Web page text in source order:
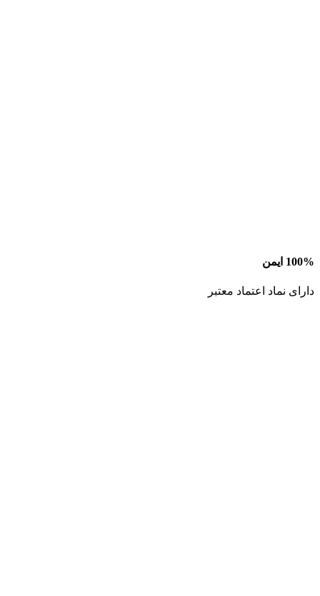
100% ایمن
دارای نماد اعتماد معتبر